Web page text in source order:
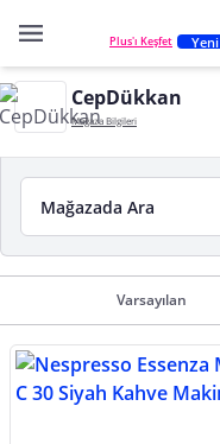
Plus'ı Keşfet Yeni
CepDükkan
Mağaza Bilgileri
Varsayılan